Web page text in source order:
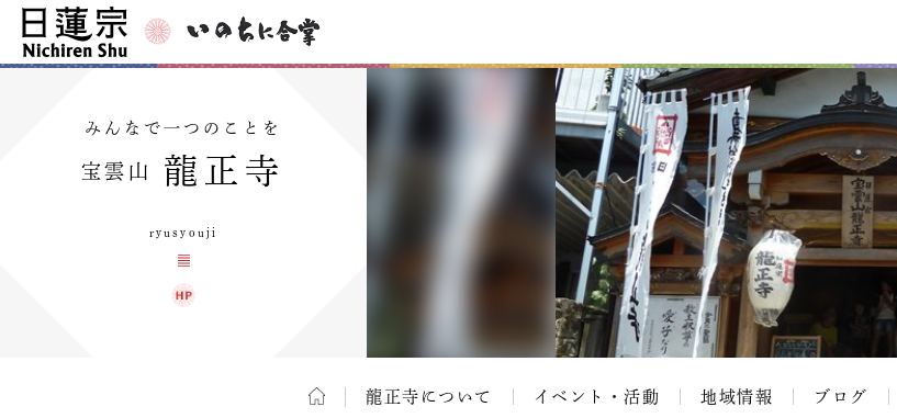
みんなで一つのことを
宝雲山 龍正寺
ryusyouji
龍正寺について イベント・活動 地域情報 ブログ